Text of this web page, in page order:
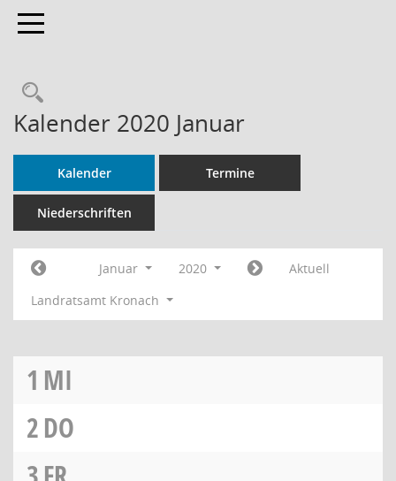
Toggle navigation
Rechercheauswahl
Kalender 2020 Januar
Kalender Termine
Niederschriften
Januar 2020
Aktuell
Landratsamt Kronach
1 MI
2DO